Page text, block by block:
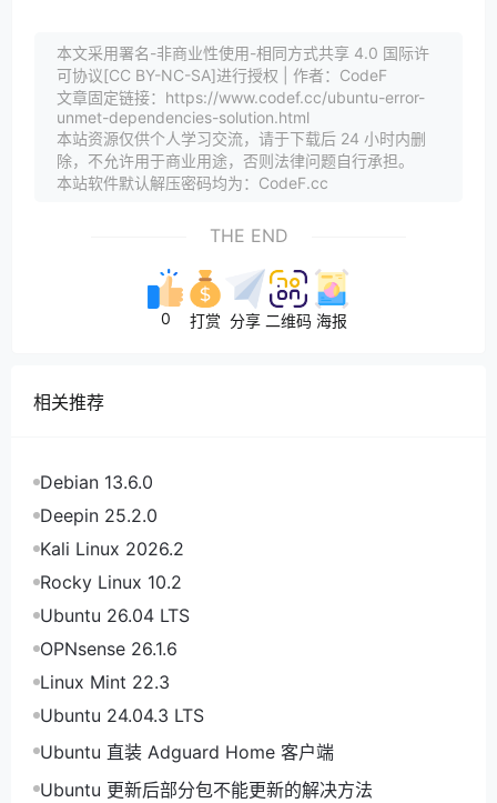
本文采用署名-非商业性使用-相同方式共享 4.0 国际许
可协议[CC BY-NC-SA]进行授权 | 作者：CodeF
文章固定链接：https://www.codef.cc/ubuntu-error-
unmet-dependencies-solution.html
本站资源仅供个人学习交流，请于下载后 24 小时内删
除，不允许用于商业用途，否则法律问题自行承担。
本站软件默认解压密码均为：CodeF.cc
THE END
0 打赏 分享 二维码 海报
相关推荐
Debian 13.6.0
Deepin 25.2.0
Kali Linux 2026.2
Rocky Linux 10.2
Ubuntu 26.04 LTS
OPNsense 26.1.6
Linux Mint 22.3
Ubuntu 24.04.3 LTS
Ubuntu 直装 Adguard Home 客户端
Ubuntu 更新后部分包不能更新的解决方法